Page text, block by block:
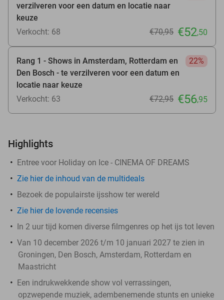
verzilveren voor een datum en locatie naar
keuze
Verkocht: 68 €70,95 €52,50
Rang 1 - Shows in Amsterdam, Rotterdam en
Den Bosch - te verzilveren voor een datum en
locatie naar keuze
22%
Verkocht: 63 €72,95 €56,95
Highlights
Entree voor Holiday on Ice - CINEMA OF DREAMS
Zie hier de inhoud van de multideals
Bezoek de populairste ijsshow ter wereld
Zie hier de lovende recensies
In 2 uur tijd komen diverse filmgenres op het ijs tot leven
Van 10 december 2026 t/m 10 januari 2027 te zien in
Groningen, Den Bosch, Amsterdam, Rotterdam en
Maastricht
Een indrukwekkende show vol verrassingen,
opzwepende muziek, adembenemende stunts en unieke